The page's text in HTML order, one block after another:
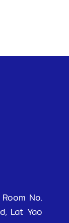
No.
Lat Yao